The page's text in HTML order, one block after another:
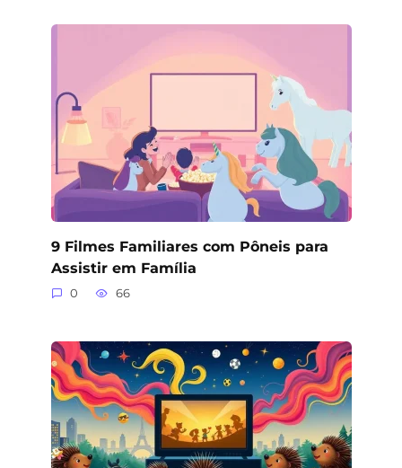
9 Filmes Familiares com Pôneis para
Assistir em Família
0 66